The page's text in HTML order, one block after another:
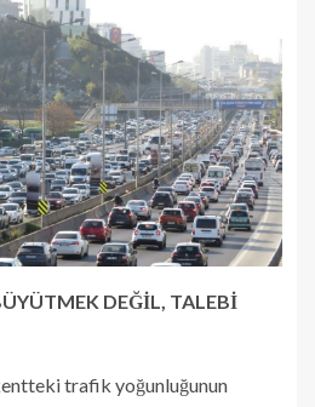
DEĞİL, TALEBİ
trafik yoğunluğunun